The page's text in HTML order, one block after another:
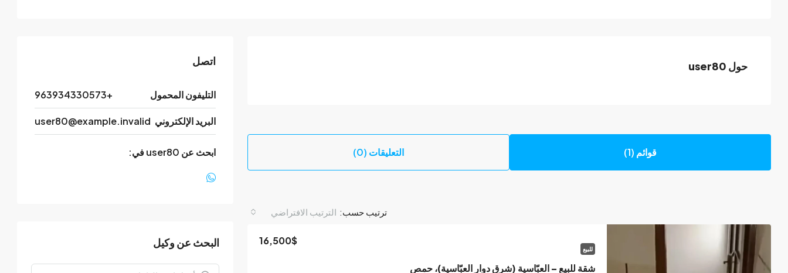
حول user80
قوائم (1) التعليقات (0)
ترتيب حسب: الترتيب الافتراضي
للبيع
شقة للبيع – العبّاسية (شرق دوار العبّاسية)، حمص
16,500$
اتصل
التليفون المحمول +963934330573
البريد الإلكتروني user80@example.invalid
ابحث عن user80 في:
البحث عن وكيل